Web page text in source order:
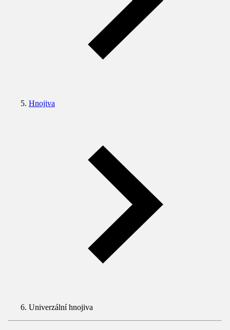
Hnojiva
Univerzální hnojiva